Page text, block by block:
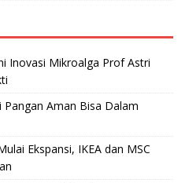
Inovasi Mikroalga Prof Astri
Pangan Aman Bisa Dalam
Ekspansi, IKEA dan MSC